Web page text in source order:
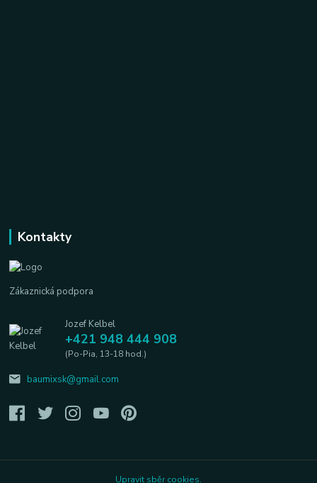
Kontakty
Zákaznická podpora
Jozef Kelbel
+421 948 444 908
(Po-Pia, 13-18 hod.)
baumixsk@gmail.com
Upravit sběr cookies.